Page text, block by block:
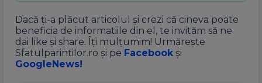
Dacă ți-a plăcut articolul și crezi că cineva poate
beneficia de informatiile din el, te invităm să ne
dai like și share. Îți mulțumim! Urmărește
Sfatulparintilor.ro și pe Facebook și
GoogleNews!